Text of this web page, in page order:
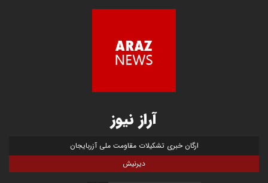
آراز نیوز
ارگان خبری تشکیلات مقاومت ملی آزربایجان
دیرنیش